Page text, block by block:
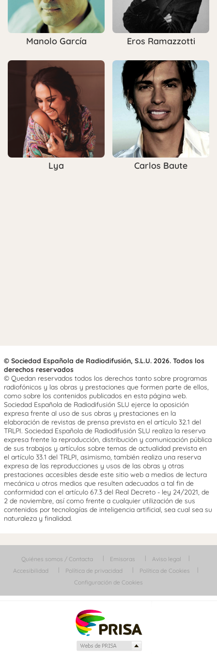
Manolo García Eros Ramazzotti
Lya Carlos Baute
© Sociedad Española de Radiodifusión, S.L.U. 2026. Todos los
derechos reservados
© Quedan reservados todos los derechos tanto sobre programas
radiofónicos y las obras y prestaciones que formen parte de ellos,
como sobre los contenidos publicados en esta página web.
Sociedad Española de Radiodifusión SLU ejerce la oposición
expresa frente al uso de sus obras y prestaciones en la
elaboración de revistas de prensa prevista en el artículo 32.1 del
TRLPI. Sociedad Española de Radiodifusión SLU realiza la reserva
expresa frente la reproducción, distribución y comunicación pública
de sus trabajos y artículos sobre temas de actualidad prevista en
el artículo 33.1 del TRLPI, asimismo, también realiza una reserva
expresa de las reproducciones y usos de las obras y otras
prestaciones accesibles desde este sitio web a medios de lectura
mecánica u otros medios que resulten adecuados a tal fin de
conformidad con el artículo 67.3 del Real Decreto - ley 24/2021, de
2 de noviembre, así como frente a cualquier utilización de sus
contenidos por tecnologías de inteligencia artificial, sea cual sea su
naturaleza y finalidad.
Quiénes somos / Contacta Emisoras
Aviso legal
Accesibilidad
Política de privacidad
Política de Cookies
Configuración de Cookies